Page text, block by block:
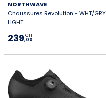
NORTHWAVE
Chaussures Revolution - WHT/GRY
LIGHT
239,00
CHF